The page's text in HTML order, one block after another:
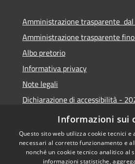
Amministrazione trasparente
Amministrazione trasparente
Albo pretorio
Informativa privacy
Note legali
Dichiarazione di accessibilità -
Obiettivi di accessibilità - 2025
Informazioni sui
Questo sito web utilizza cookie tecnici
necessari al corretto funzionamento e
nonché un cookie tecnico analitico al
informazioni statistiche,